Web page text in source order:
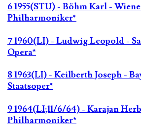
6 1955(STU) - Böhm Karl -
Philharmoniker*
7 1960(LI) - Ludwig Leopold -
Opera*
8 1963(LI) - Keilberth Joseph -
Staatsoper*
9 1964(LI;11/6/64) - Karajan
Philharmoniker*